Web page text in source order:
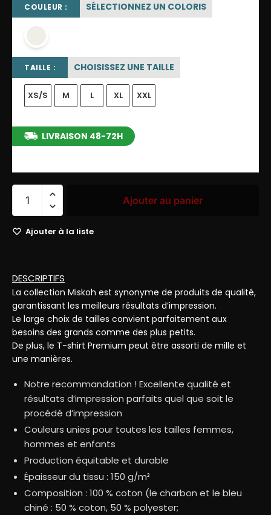
COULEUR : SÉLECTIONNEZ UN COLORIS
TAILLE : CHOISISSEZ UNE TAILLE
XS/S M L XL XXL
LIVRAISON 48-72H
Ajouter au panier
Ajouter à la liste
DESCRIPTIFS
La collection Miskoh est synonyme de produits de qualité,
garantissant les meilleurs résultats d’impression.
Le large choix de tailles convient parfaitement aux
besoins des grands comme des plus petits.
De plus, le T-shirt Premium peut être assorti de mille et
une manières.
Notre recommandation ! Excellente qualité et
résultats d’impression parfaits quel que soit le
procédé d’impression
Couleurs unies pour toutes les tailles femmes,
hommes et enfants
Production équitable et durable
Épaisseur du tissu : 150 g/m²
Composition : 100 % coton (le charbon et le bleu
chiné : 50 % coton, 50 % polyester;